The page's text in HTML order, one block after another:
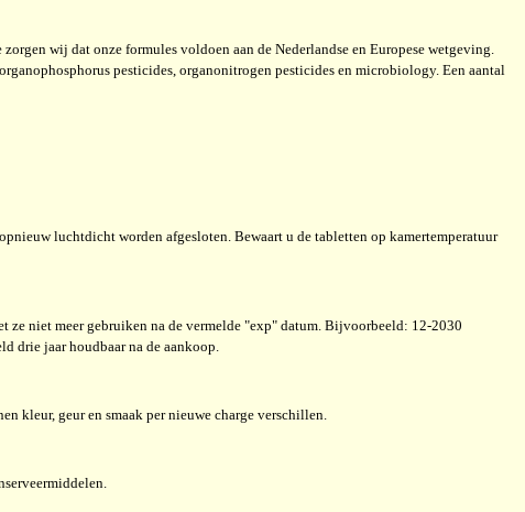
wij dat onze formules voldoen aan de Nederlandse en Europese wetgeving.
pesticides, organonitrogen pesticides en microbiology. Een aantal
luchtdicht worden afgesloten. Bewaart u de tabletten op kamertemperatuur
ze niet meer gebruiken na de vermelde "exp" datum. Bijvoorbeeld: 12-2030
drie jaar houdbaar na de aankoop.
kleur, geur en smaak per nieuwe charge verschillen.